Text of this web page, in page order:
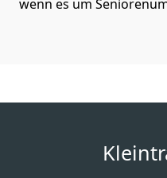
wenn es um